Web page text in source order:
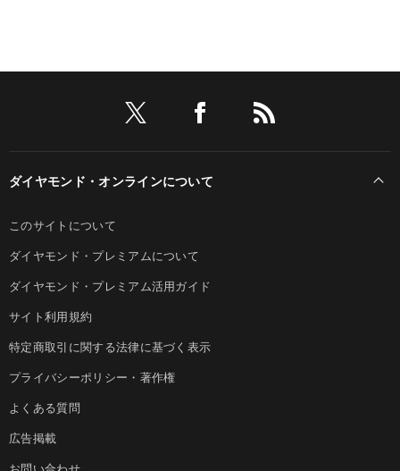
ダイヤモンド・オンラインについて
このサイトについて
ダイヤモンド・プレミアムについて
ダイヤモンド・プレミアム活用ガイド
サイト利用規約
特定商取引に関する法律に基づく表示
プライバシーポリシー・著作権
よくある質問
広告掲載
お問い合わせ